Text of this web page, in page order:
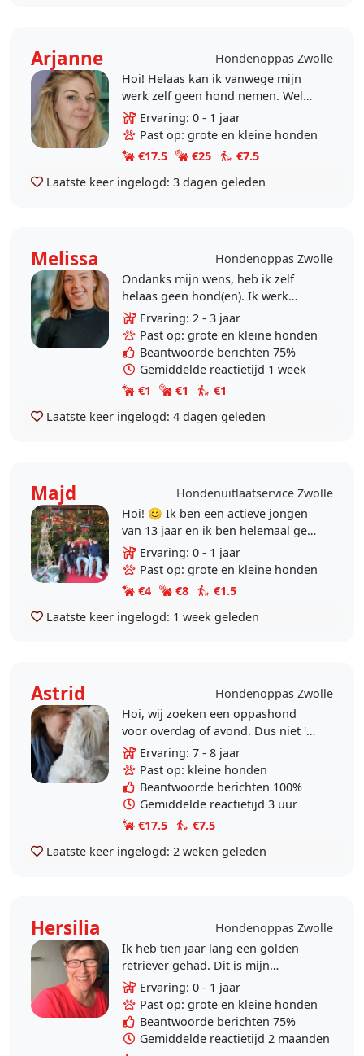
Arjanne
Hondenoppas Zwolle
Hoi! Helaas kan ik vanwege mijn
werk zelf geen hond nemen. Wel
vind ik het erg leuk om af en toe op
een hond te passen en/of uit te
laten. Ik heb..
Ervaring: 0 - 1 jaar
Past op: grote en kleine honden
€17.5
€25
€7.5
Laatste keer ingelogd: 3 dagen geleden
Melissa
Hondenoppas Zwolle
Ondanks mijn wens, heb ik zelf
helaas geen hond(en). Ik werk
onregelmatig en ben hierdoor niet
altijd thuis. Hierdoor kan ik niet de
verdiende tijd..
Ervaring: 2 - 3 jaar
Past op: grote en kleine honden
Beantwoorde berichten 75%
Gemiddelde reactietijd 1 week
€1
€1
€1
Laatste keer ingelogd: 4 dagen geleden
Majd
Hondenuitlaatservice Zwolle
Hoi! 😊 Ik ben een actieve jongen
van 13 jaar en ik ben helemaal gek
op honden! Ik zoek graag klanten
op hondenoppas.nl omdat ik super
graag..
Ervaring: 0 - 1 jaar
Past op: grote en kleine honden
€4
€8
€1.5
Laatste keer ingelogd: 1 week geleden
Astrid
Hondenoppas Zwolle
Hoi, wij zoeken een oppashond
voor overdag of avond. Dus niet 's
nachts en ook niet tijdens je
vakantie. Wij wonen in Zwolle zuid
en hebben 2 hondjes..
Ervaring: 7 - 8 jaar
Past op: kleine honden
Beantwoorde berichten 100%
Gemiddelde reactietijd 3 uur
€17.5
€7.5
Laatste keer ingelogd: 2 weken geleden
Hersilia
Hondenoppas Zwolle
Ik heb tien jaar lang een golden
retriever gehad. Dit is mijn
favoriete hond. Graag zou ik een
keer in de week een golden
retriever uitlaten. Om zo..
Ervaring: 0 - 1 jaar
Past op: grote en kleine honden
Beantwoorde berichten 75%
Gemiddelde reactietijd 2 maanden